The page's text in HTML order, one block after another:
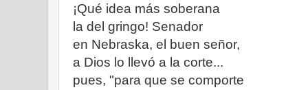
¡Qué idea más soberana
la del gringo! Senador
en Nebraska, el buen señor,
a Dios lo llevó a la corte...
pues, "para que se comporte